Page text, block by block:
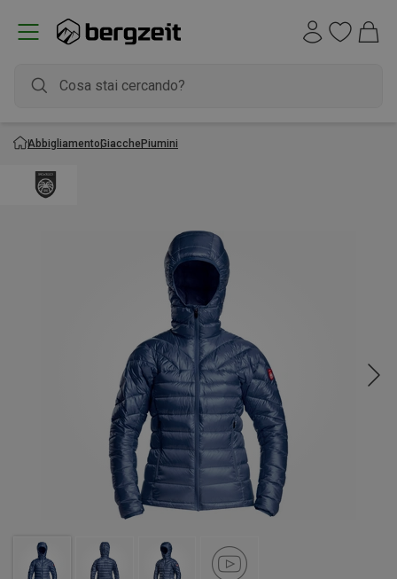
AbbigliamentoGiacchePiumini